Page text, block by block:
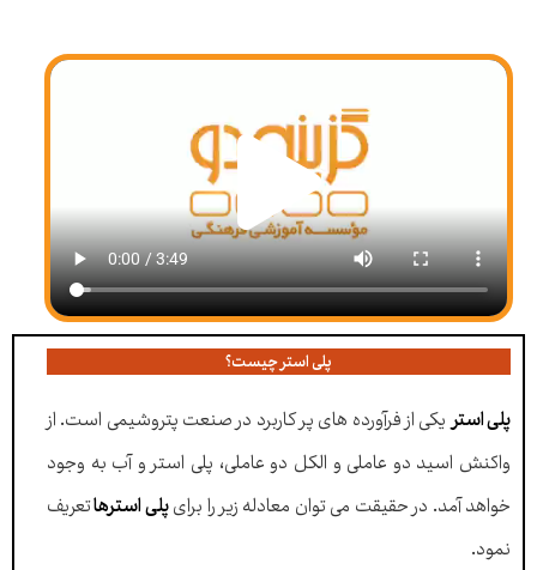
پلی استر چیست؟
پلی استریکی از فرآورده های پر کاربرد در صنعت پتروشیمی است. از
واکنش اسید دو عاملی و الکل دو عاملی، پلی استر و آب به وجود
خواهد آمد. در حقیقت می توان معادله زیر را برایپلی استرهاتعریف
نمود.